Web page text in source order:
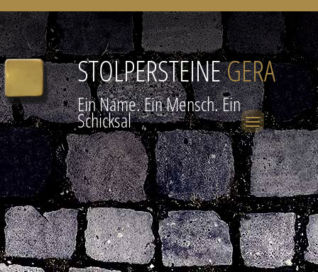
STOLPERSTEINEGERA
Ein Name. Ein Mensch. Ein
Schicksal